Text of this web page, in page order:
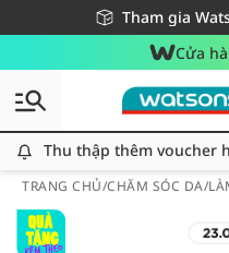
Tham gia
Miễn phí giao
Giao hàng nhanh 24h -
Cửa
Thu thập thêm voucher
TRANG CHỦ/CHĂM SÓC DA/